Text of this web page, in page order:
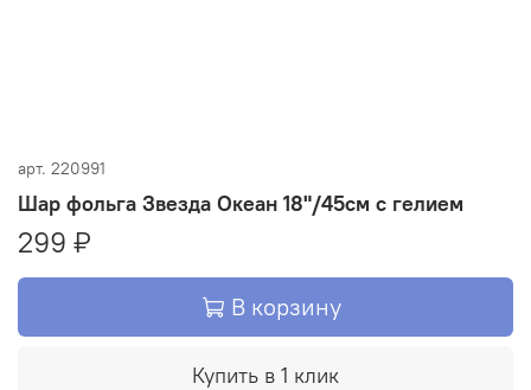
арт. 220991
Шар фольга Звезда Океан 18"/45см с гелием
299 ₽
В корзину
Купить в 1 клик